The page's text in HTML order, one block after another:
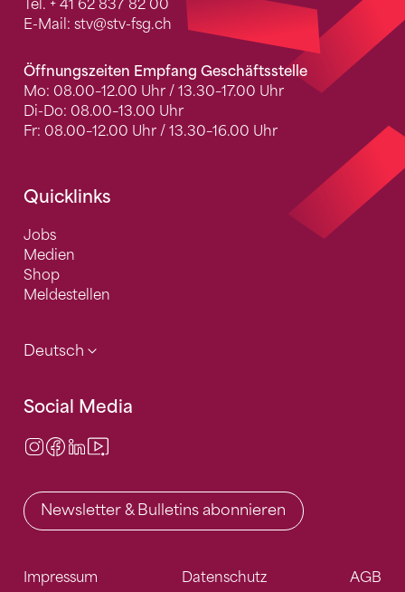
Tel. + 41 62 837 82 00
E-Mail: stv@stv-fsg.ch
Öffnungszeiten Empfang Geschäftsstelle
Mo: 08.00–12.00 Uhr / 13.30–17.00 Uhr
Di-Do: 08.00–13.00 Uhr
Fr: 08.00–12.00 Uhr / 13.30–16.00 Uhr
Quicklinks
Jobs
Medien
Shop
Meldestellen
Deutsch
Social Media
Instagram
Facebook
LinkedIn
Newsletter & Bulletins abonnieren
Impressum Datenschutz AGB